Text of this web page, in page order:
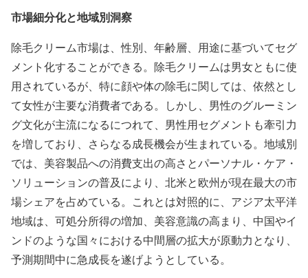
市場細分化と地域別洞察
除毛クリーム市場は、性別、年齢層、用途に基づいてセグ
メント化することができる。除毛クリームは男女ともに使
用されているが、特に顔や体の除毛に関しては、依然とし
て女性が主要な消費者である。しかし、男性のグルーミン
グ文化が主流になるにつれて、男性用セグメントも牽引力
を増しており、さらなる成長機会が生まれている。地域別
では、美容製品への消費支出の高さとパーソナル・ケア・
ソリューションの普及により、北米と欧州が現在最大の市
場シェアを占めている。これとは対照的に、アジア太平洋
地域は、可処分所得の増加、美容意識の高まり、中国やイ
ンドのような国々における中間層の拡大が原動力となり、
予測期間中に急成長を遂げようとしている。